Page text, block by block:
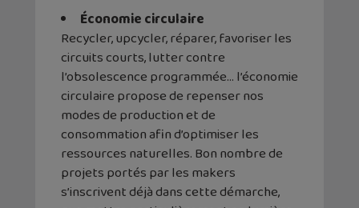
Économie circulaire
Recycler, upcycler, réparer, favoriser les
circuits courts, lutter contre
l’obsolescence programmée… l’économie
circulaire propose de repenser nos
modes de production et de
consommation afin d’optimiser les
ressources naturelles. Bon nombre de
projets portés par les makers
s’inscrivent déjà dans cette démarche,